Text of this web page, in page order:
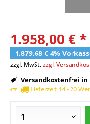
1.958,00 € *
1.879,68 € 4%
zzgl. MwSt.zzgl.
Versandkostenfrei in
Lieferzeit 14 - 20